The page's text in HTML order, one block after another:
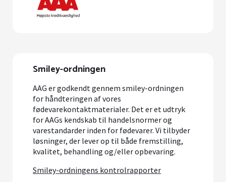
Smiley-ordningen
AAG er godkendt gennem smiley-ordningen
for håndteringen af vores
fødevarekontaktmaterialer. Det er et udtryk
for AAGs kendskab til handelsnormer og
varestandarder inden for fødevarer. Vi tilbyder
løsninger, der lever op til både fremstilling,
kvalitet, behandling og/eller opbevaring.
Smiley-ordningens kontrolrapporter